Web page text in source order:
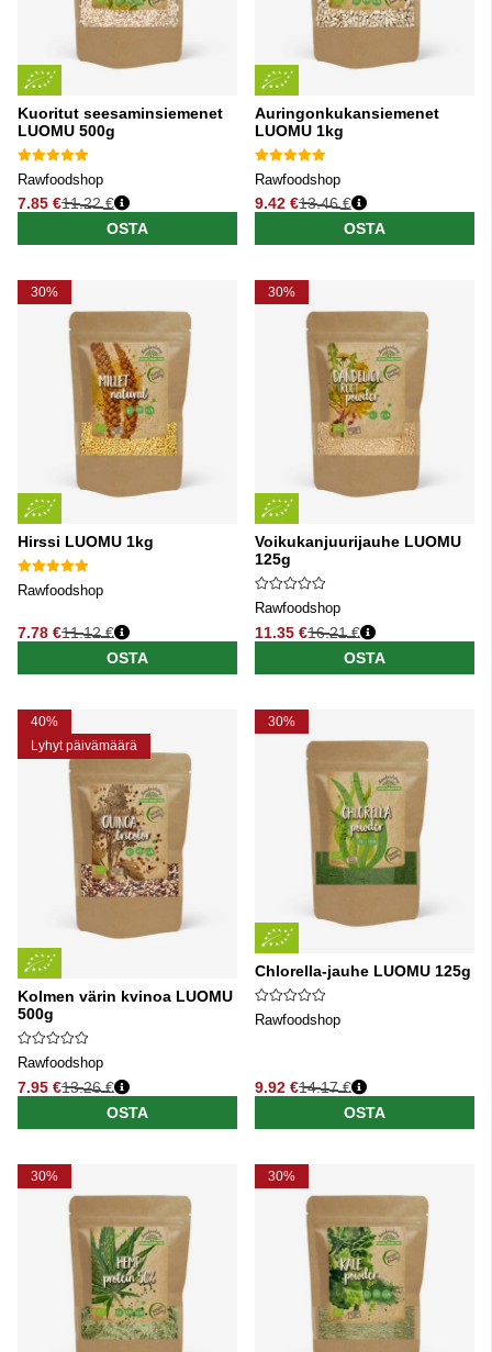
Kuoritut seesaminsiemenet
LUOMU 500g
Rawfoodshop
7.85 €
Normaali hinta
11.22 €
OSTA
Auringonkukansiemenet
LUOMU 1kg
Rawfoodshop
9.42 €
Normaali hinta
13.46 €
OSTA
30%
Hirssi LUOMU 1kg
Rawfoodshop
7.78 €
Normaali hinta
11.12 €
OSTA
30%
Voikukanjuurijauhe LUOMU
125g
Rawfoodshop
11.35 €
Normaali hinta
16.21 €
OSTA
40%
Lyhyt päivämäärä
Kolmen värin kvinoa LUOMU
500g
Rawfoodshop
7.95 €
Normaali hinta
13.26 €
OSTA
30%
Chlorella-jauhe LUOMU 125g
Rawfoodshop
9.92 €
Normaali hinta
14.17 €
OSTA
30% 30%